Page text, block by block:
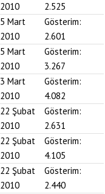
2010
2.525
5 Mart
2010
Gösterim:
2.601
5 Mart
2010
Gösterim:
3.267
3 Mart
2010
Gösterim:
4.082
22 Şubat
2010
Gösterim:
2.631
22 Şubat
2010
Gösterim:
4.105
22 Şubat
2010
Gösterim:
2.440